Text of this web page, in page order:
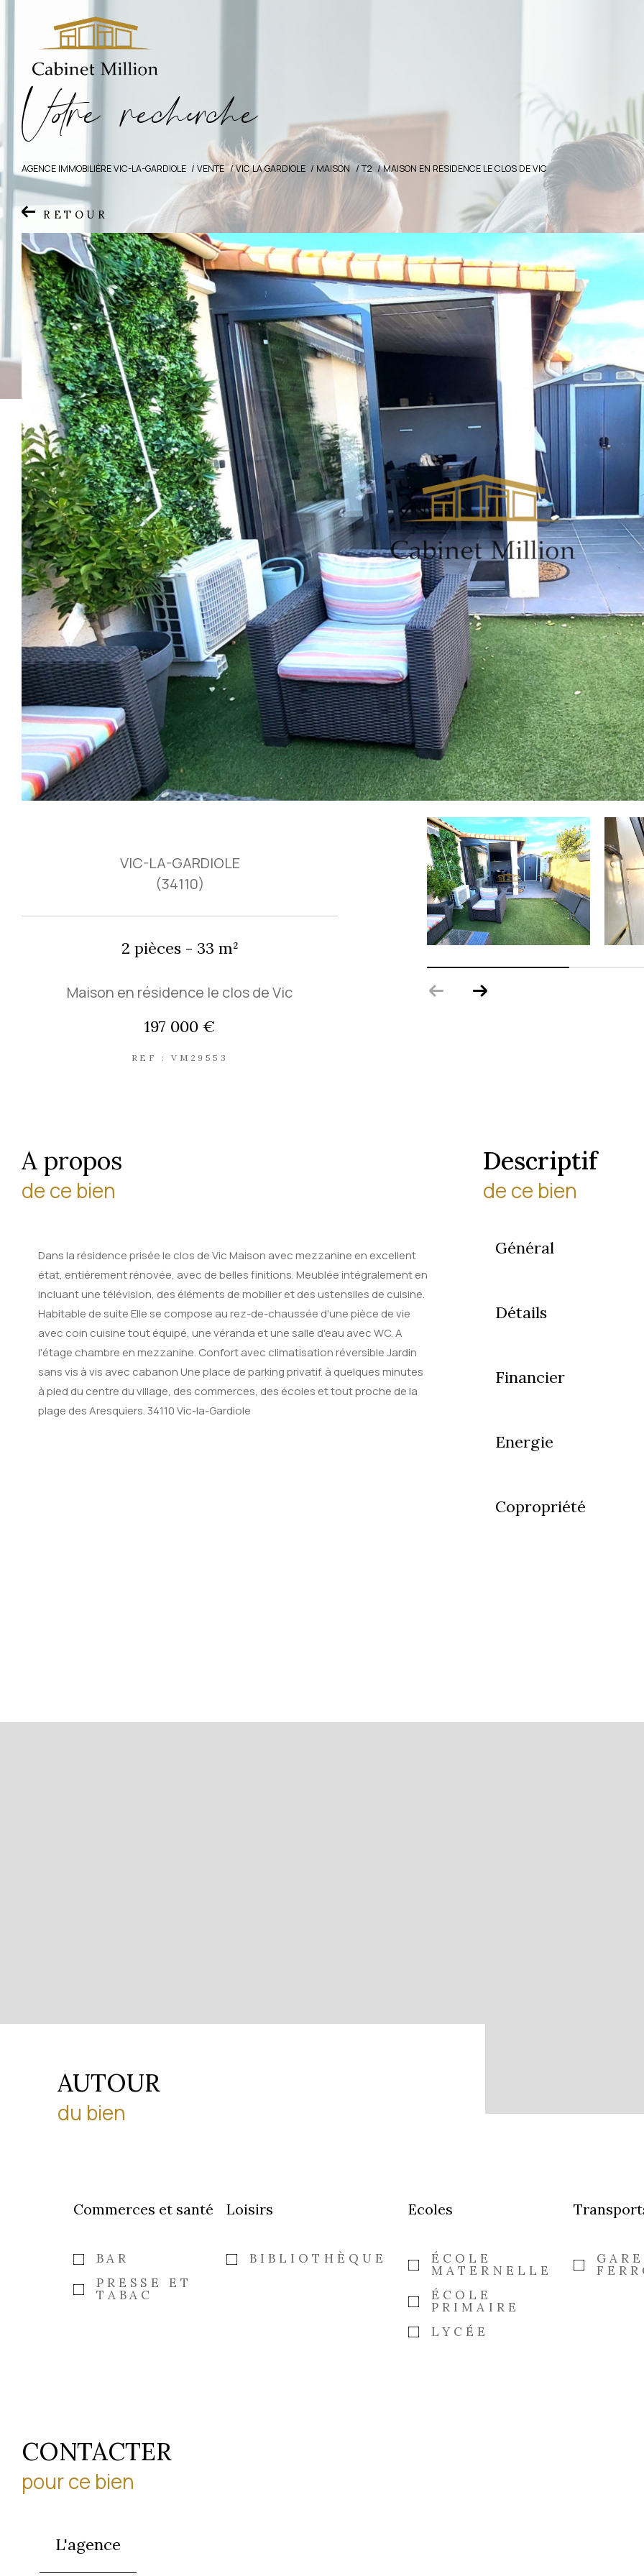
Vore recece
AGENCE IMMOBILIÈRE VIC-LA-GARDIOLE VENTE VIC LA GARDIOLE MAISON T2 MAISON EN RESIDENCE LE CLOS DE VIC
RETOUR
VIC-LA-GARDIOLE
(34110)
2 pièces - 33 m²
Maison en résidence le clos de Vic
197 000 €
REF : VM29553
a propos
de ce bien
Dans la résidence prisée le clos de Vic Maison avec mezzanine en excellent
état, entièrement rénovée, avec de belles finitions. Meublée intégralement en
incluant une télévision, des éléments de mobilier et des ustensiles de cuisine.
Habitable de suite Elle se compose au rez-de-chaussée d'une pièce de vie
avec coin cuisine tout équipé, une véranda et une salle d'eau avec WC. A
l'étage chambre en mezzanine. Confort avec climatisation réversible Jardin
sans vis à vis avec cabanon Une place de parking privatif. à quelques minutes
à pied du centre du village, des commerces, des écoles et tout proche de la
plage des Aresquiers. 34110 Vic-la-Gardiole
descriptif
de ce bien
Général
Détails
Financier
Energie
Copropriété
AUTOUR
du bien
Commerces et santé
BAR
PRESSE ET
TABAC
Loisirs
BIBLIOTHÈQUE
Ecoles
ÉCOLE
MATERNELLE
ÉCOLE
PRIMAIRE
LYCÉE
GARE
CONTACTER
pour ce bien
L'agence